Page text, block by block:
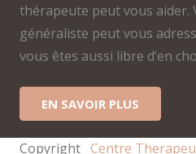
thérapeute peut vous aider.
généraliste peut vous
vous êtes aussi libre d’en
EN SAVOIR PLUS
Copyright Centre